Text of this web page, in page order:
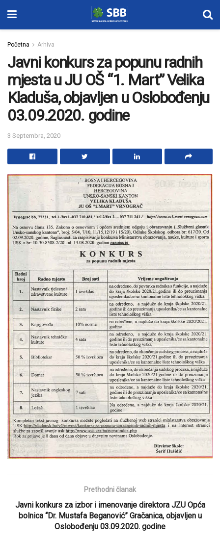
Početna Arhiva
Javni konkurs za popunu radnih
mjesta u JU OŠ “1. Mart” Velika
Kladuša, objavljen u Oslobođenju
03.09.2020. godine
3 Septembra, 2020
Prethodni članak
Javni konkurs za izbor i imenovanje direktora JZU Opća
bolnica “Dr. Mustafa Beganović” Gračanica, objavljen u
Oslobođenju 03.09.2020. godine